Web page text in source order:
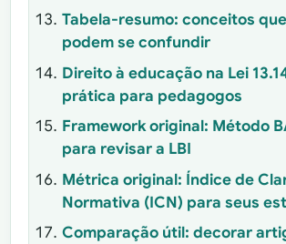
Tabela-resumo: conceitos
podem se confundir
Direito à educação na Lei
prática para pedagogos
Framework original: Método
para revisar a LBI
Métrica original: Índice de
Normativa (ICN) para seus
Comparação útil: decorar